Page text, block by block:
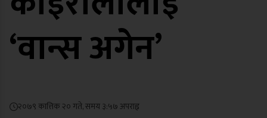
‘वान्स अगेन’
२०७९ कात्तिक २० गते, समय ३:५७ अपराह्न